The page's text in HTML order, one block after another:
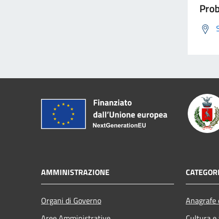
AMMINISTRAZIONE
Organi di Governo